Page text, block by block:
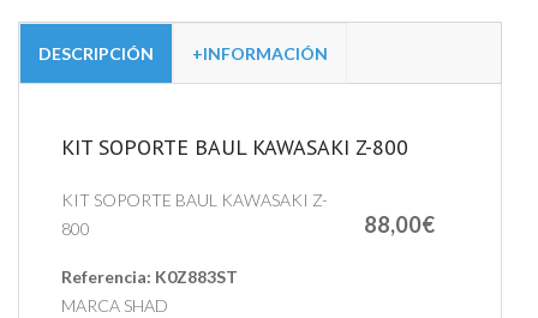
DESCRIPCIÓN +INFORMACIÓN
KIT SOPORTE BAUL KAWASAKI Z-800
88,00€
Referencia: K0Z883ST
KIT SOPORTE BAUL KAWASAKI Z-
800
MARCA SHAD